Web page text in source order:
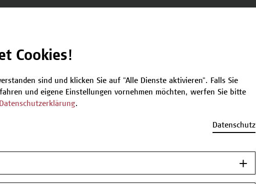
zum Angebot
Zertifikatsprogramm
Jetzt anmelden
Cookies!
sind und klicken Sie auf "Alle Dienste aktivieren". Falls Sie
und eigene Einstellungen vornehmen möchten, werfen Sie bitte
Datenschutzerklärung.
Datenschutz